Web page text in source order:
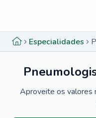
Especialidades
Aproveite os valores